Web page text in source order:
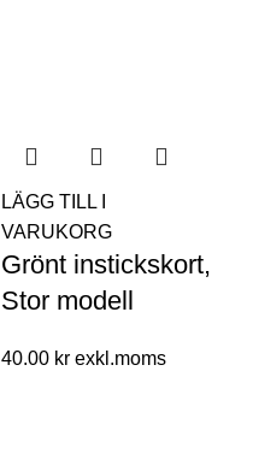
LÄGG TILL I
VARUKORG
Grönt instickskort,
Stor modell
40.00 kr